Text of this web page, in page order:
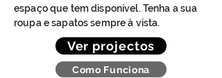
espaço que tem disponível. Tenha a sua
roupa e sapatos sempre à vista.
Ver projectos
Como Funciona